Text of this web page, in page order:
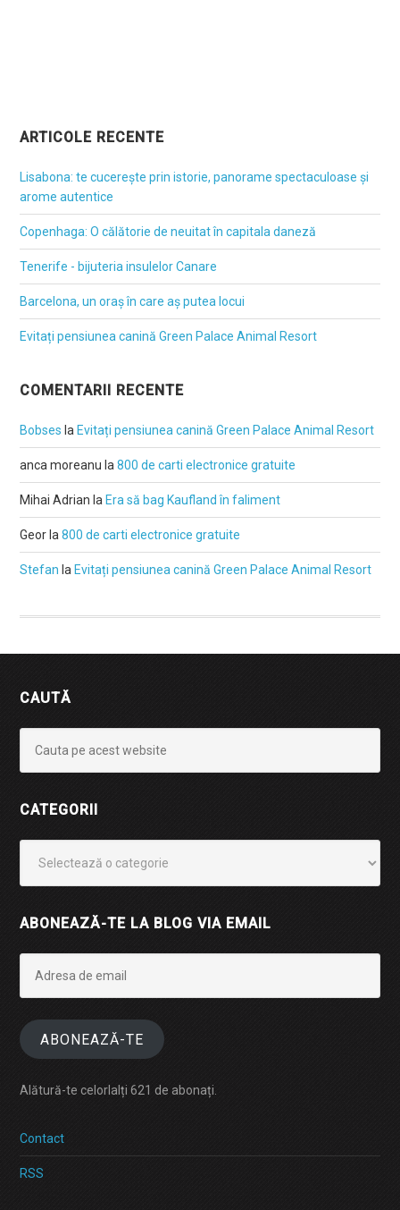
ARTICOLE RECENTE
Lisabona: te cucerește prin istorie, panorame spectaculoase și
arome autentice
Copenhaga: O călătorie de neuitat în capitala daneză
Tenerife - bijuteria insulelor Canare
Barcelona, un oraș în care aș putea locui
Evitați pensiunea canină Green Palace Animal Resort
COMENTARII RECENTE
Bobses la Evitați pensiunea canină Green Palace Animal Resort
anca moreanu la800 de carti electronice gratuite
Mihai Adrian la Era să bag Kaufland în faliment
Geor la800 de carti electronice gratuite
Stefan la Evitați pensiunea canină Green Palace Animal Resort
CAUTĂ
CATEGORII
ABONEAZĂ-TE LA BLOG VIA EMAIL
email
ABONEAZĂ-TE
Alătură-te celorlalți 621 de abonați.
Contact
RSS